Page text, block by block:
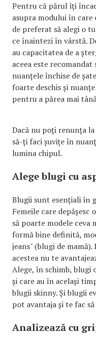
Pentru că părul îți
asupra modului în care
de preferat să alegi o
ce înaintezi în vârstă.
au capacitatea de a
aceea este
nuanțele închise de
foarte deschis și
pentru a părea mai
Dacă nu poți renunța
să-ți faci șuvițe în
lumina chipul.
Alege blugi cu
Blugii sunt esențiali în
Femeile care depășesc
să poarte modele ceva
formă bine definită,
jeans" (blugi de
acestea nu te
Alege, în schimb, blugi
și care au în același
blugii skinny. Și blugii
pot avantaja și te fac
Analizează cu